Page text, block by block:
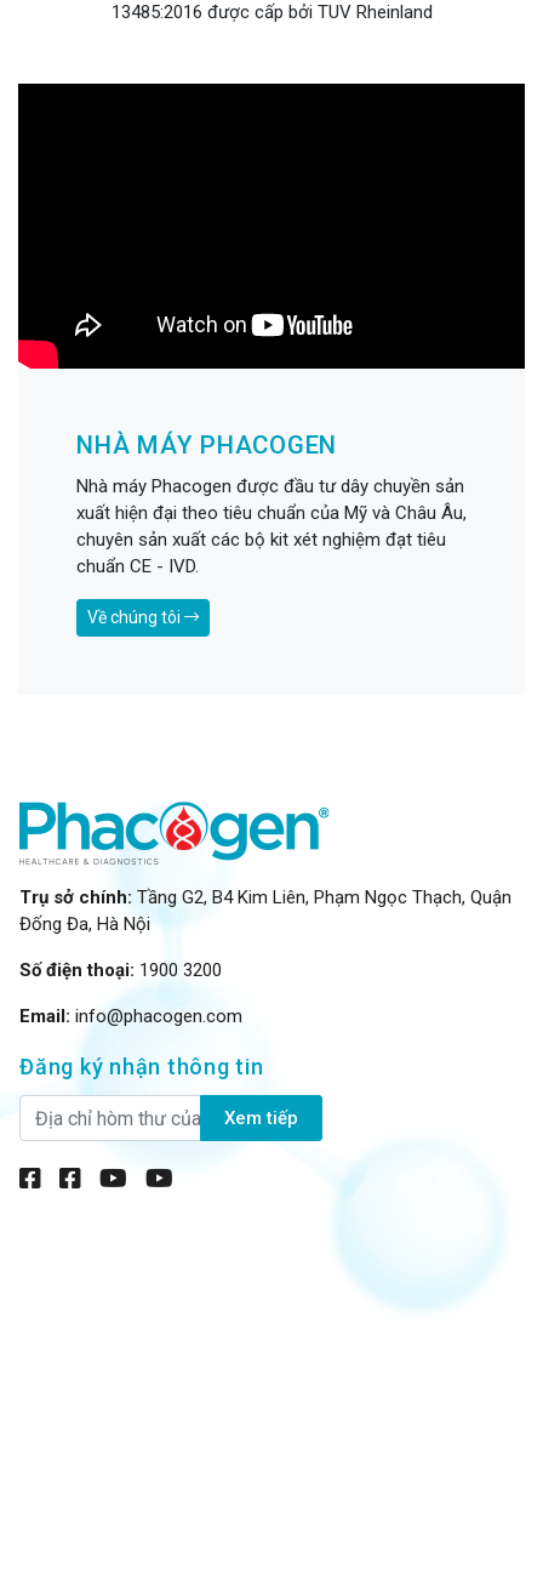
13485:2016 được cấp bởi TUV Rheinland
NHÀ MÁY PHACOGEN
Nhà máy Phacogen được đầu tư dây chuyền sản
xuất hiện đại theo tiêu chuẩn của Mỹ và Châu Âu,
chuyên sản xuất các bộ kit xét nghiệm đạt tiêu
chuẩn CE - IVD.
Về chúng tôi
Trụ sở chính: Tầng G2, B4 Kim Liên, Phạm Ngọc Thạch, Quận
Đống Đa, Hà Nội
Số điện thoại: 1900 3200
Email: info@phacogen.com
Đăng ký nhận thông tin
Xem tiếp